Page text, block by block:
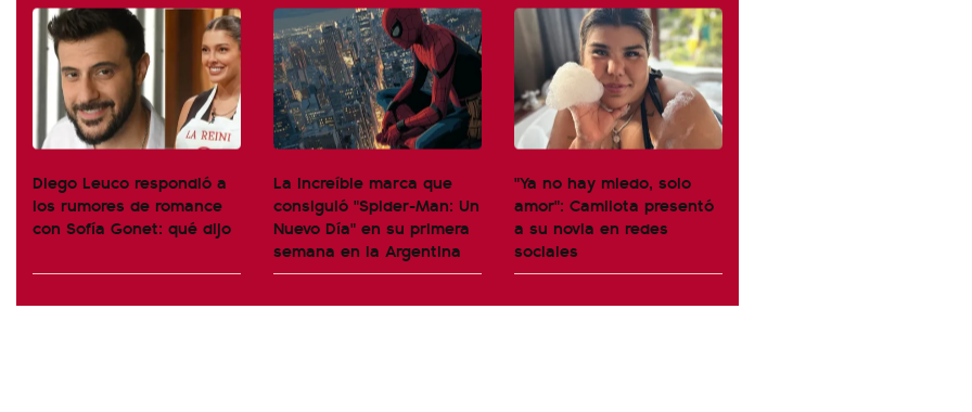
Diego Leuco respondió a
los rumores de romance
con Sofía Gonet: qué dijo
La increíble marca que
consiguió "Spider-Man: Un
Nuevo Día" en su primera
semana en la Argentina
"Ya no hay miedo, solo
amor": Camilota presentó
a su novia en redes
sociales